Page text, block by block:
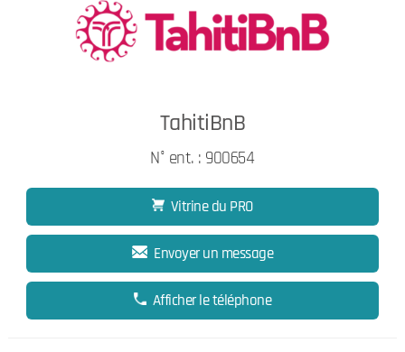
TahitiBnB
N° ent. : 900654
Vitrine du PRO
Envoyer un message
Afficher le téléphone